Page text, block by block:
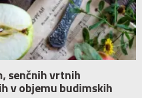
senčnih vrtnih
v objemu budimskih